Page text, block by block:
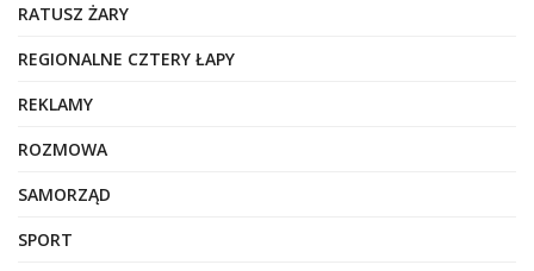
RATUSZ ŻARY
REGIONALNE CZTERY ŁAPY
REKLAMY
ROZMOWA
SAMORZĄD
SPORT